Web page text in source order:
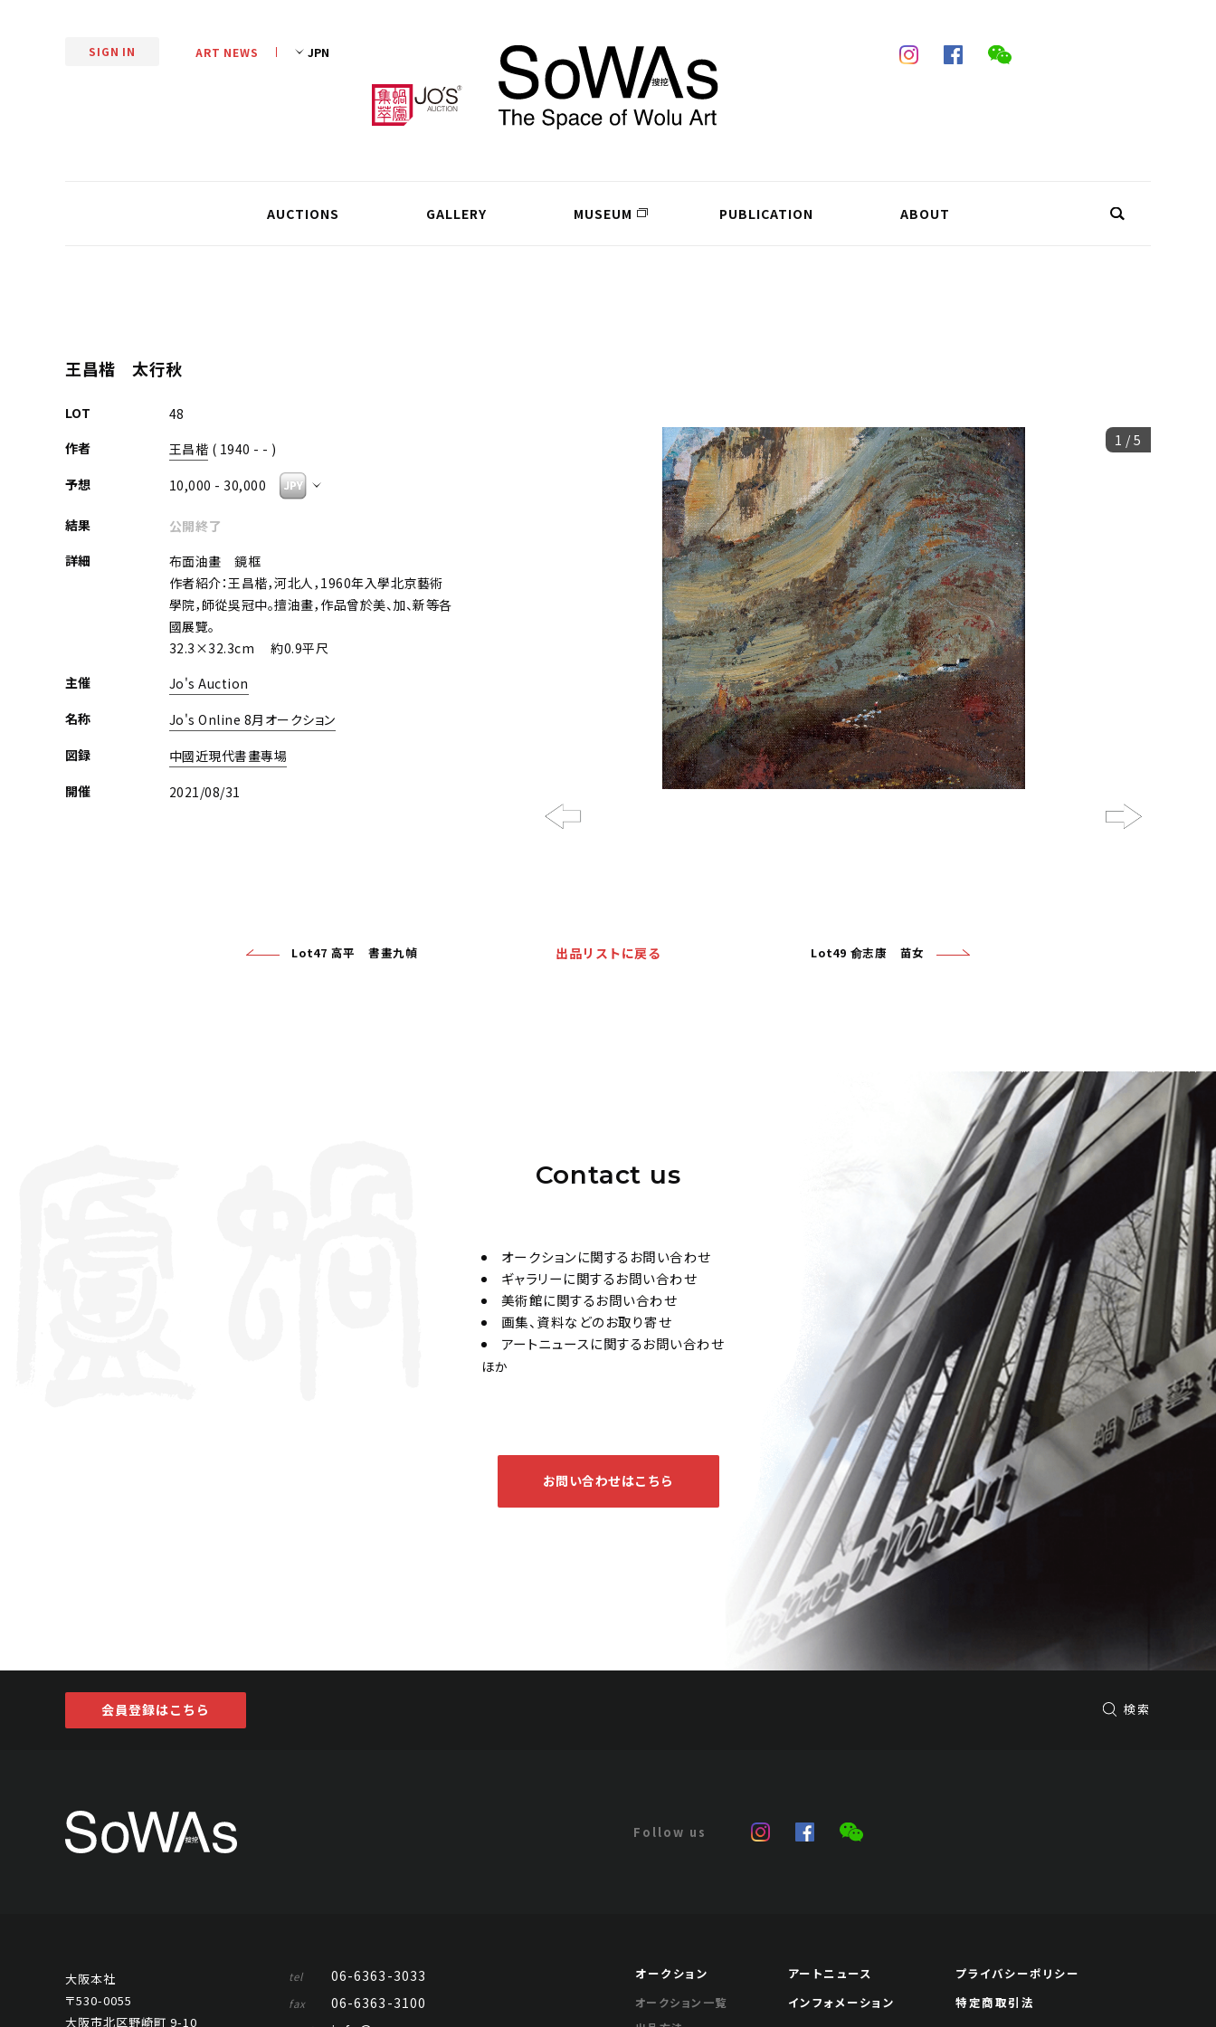
SIGN IN ART NEWS
AUCTIONS GALLERY MUSEUM PUBLICATION ABOUT
王昌楷 太行秋
LOT
48
作者
王昌楷 ( 1940 - - )
予想
10,000 - 30,000
結果
公開終了
詳細
布面油畫 鏡框
作者紹介：王昌楷，河北人，1960年入學北京藝術
學院，師從吳冠中。擅油畫，作品曾於美、加、新等各
國展覽。
32.3×32.3cm 約0.9平尺
主催
Jo's Auction
名称
Jo's Online 8月オークション
図録
中國近現代書畫專場
開催
2021/08/31
1 / 5
Lot47 高平 書畫九幀 Lot49 俞志康 苗女
出品リストに戻る
Contact us
オークションに関するお問い合わせ
ギャラリーに関するお問い合わせ
美術館に関するお問い合わせ
画集、資料などのお取り寄せ
アートニュースに関するお問い合わせ
ほか
お問い合わせはこちら
会員登録はこちら 検索
大阪本社
〒530-0055
大阪市北区野崎町 9-10
tel 06-6363-3033
fax 06-6363-3100
オークション
オークション一覧
アートニュース
インフォメーション
プライバシーポリシー
特定商取引法